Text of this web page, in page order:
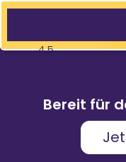
4,5
Weiterempfehlungen
Bereit für